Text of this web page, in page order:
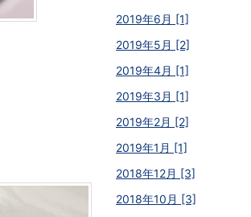
2019年6月 [1]
2019年5月 [2]
2019年4月 [1]
2019年3月 [1]
2019年2月 [2]
2019年1月 [1]
2018年12月 [3]
2018年10月 [3]